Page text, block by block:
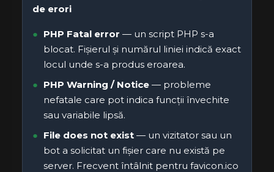
de erori
PHP Fatal error — un script PHP s-a
blocat. Fișierul și numărul liniei indică exact
locul unde s-a produs eroarea.
PHP Warning / Notice — probleme
nefatale care pot indica funcții învechite
sau variabile lipsă.
File does not exist — un vizitator sau un
bot a solicitat un fișier care nu există pe
server. Frecvent întâlnit pentru favicon.ico